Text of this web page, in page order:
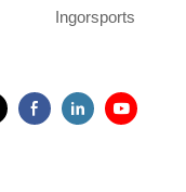
Ingorsports